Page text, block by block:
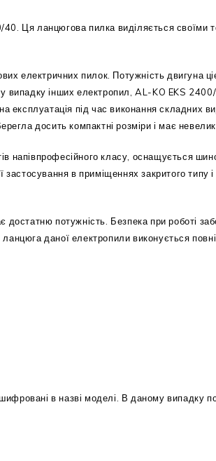
Ця ланцюгова пилка виділяється своїми
електричних пилок. Потужність двигуна
у випадку інших електропил, AL-KO EKS
під час виконання складних
досить компактні розміри і має
напівпрофесійного класу, оснащується
в приміщеннях закритого типу
потужність. Безпека при роботі
даної електропили виконується
в назві моделі. В даному випадку